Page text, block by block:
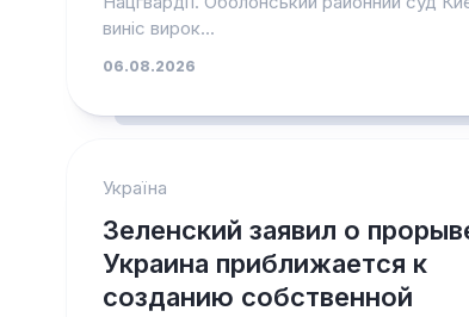
виніс вирок...
06.08.2026
Україна
Зеленский заявил о
Украина приближается к
созданию собственной